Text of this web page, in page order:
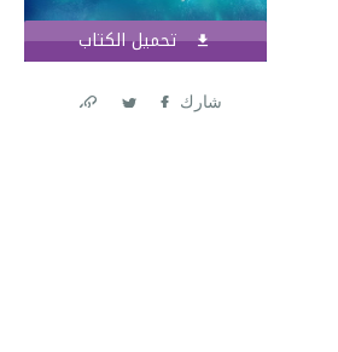
تحميل الكتاب
شارك